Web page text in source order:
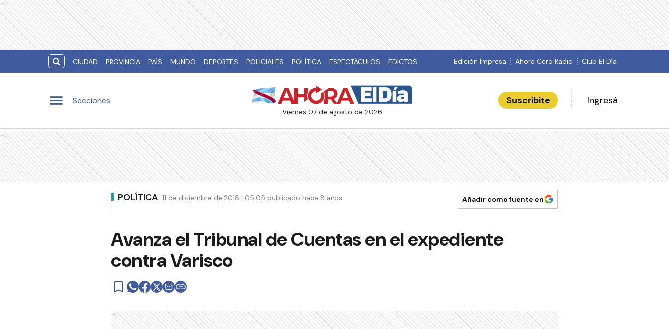
Ads
CIUDAD PROVINCIA PAÍS MUNDO DEPORTES POLICIALES POLÍTICA ESPECTÁCULOS EDICTOS Edición Impresa Ahora Cero Radio Club El Día
Secciones
viernes 07 de agosto de 2026
Suscribite Ingresá
Ads
POLÍTICA 11 de diciembre de 2018 | 05:05 publicado hace 8 años Añadir como fuente en
Avanza el Tribunal de Cuentas en el expediente
contra Varisco
Ads